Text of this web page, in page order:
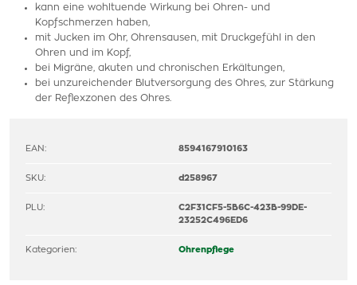
kann eine wohltuende Wirkung bei Ohren- und
Kopfschmerzen haben,
mit Jucken im Ohr, Ohrensausen, mit Druckgefühl in den
Ohren und im Kopf,
bei Migräne, akuten und chronischen Erkältungen,
bei unzureichender Blutversorgung des Ohres, zur Stärkung
der Reflexzonen des Ohres.
EAN: 8594167910163
SKU: d258967
PLU:
C2F31CF5-5B6C-423B-99DE-
23252C496ED6
Kategorien: Ohrenpflege